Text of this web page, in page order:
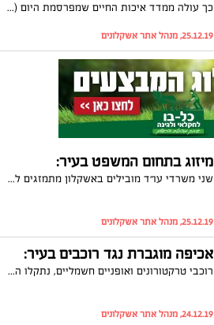
כך עולה ממדד איכות החיים שמפרסמת היום (רביעי) הלשכה המרכזית לסטטיסטיקה לפיו אשקלון במקום ה-14 והאחרון ב"שביעות הרצון מהחיים". מהם הקריטריונים שנבדקו וממה האשקלונים הכי פחות מרוצים
25.12.19, מנהל אתר אשקלונים
מיזוג בתחום המשפט בעיר:
שני משרדי עו״ד מובילים באשקלון מתמזגים למשרד גדול אחד: משרד עוה״ד אבי עומר ושות' מתמזג עם משרד עוה״ד אבי עייש, ירדנה בן שלום ויו״ר ועדת הכספים לשעבר בכנסת עו"ד אלי גולדשמידט
25.12.19, מנהל אתר אשקלונים
אכיפה מוגברת נגד רוכבים בעיר:
רוכבי טרקטורונים ואופניים חשמליים, נתקלו השבוע באכיפה מוגברת במיוחד. דו"חות רבים נרשמו
24.12.19, מנהל אתר אשקלונים